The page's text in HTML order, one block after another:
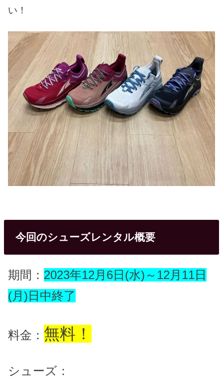
い！
今回のシューズレンタル概要
期間： 2023年12月6日(水)～12月11日
(月)日中終了
料金： 無料！
シューズ：